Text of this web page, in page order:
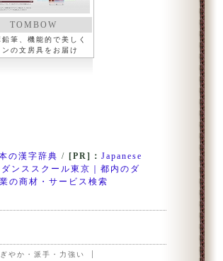
TOMBOW
鉛筆、機能的で美しく
ンの文房具をお届け
の漢字辞典 / [PR]： Japanese
ダンススクール東京｜都内のダ
の商材・サービス検索
やか・派手・力強い